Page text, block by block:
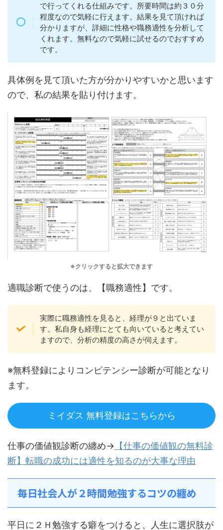
で行ってくれる仕組みです。所要時間は約３０分
程度なので気軽に行えます。結果を見て頂ければ
分かりますが、詳細に性格や職務適性を分析して
くれます。無料なので気軽に試せるのでおすすめ
です。
具体例を見て頂いた方が分かりやすいかと思います
ので、私の結果を貼り付けます。
※クリックすると拡大できます
適職診断で使うのは、【職務適性】です。
実際に職務適性を見ると、経理が９と出ていま
す。私自身も経理にとても向いていると考えてい
ますので、分析の精度の高さが伺えます。
※無料登録によりコンピテンシー診断が可能となり
ます。
ミイダス 無料登録はこちらから
仕事の価値観診断の纏め→ 【仕事の価値観の無料診
断】転職の成功には適性を知るのが大事な理由
毎日社会人が２時間勉強するコツの纏め
平日に２Ｈ勉強する癖をつけると、人生に選択肢が